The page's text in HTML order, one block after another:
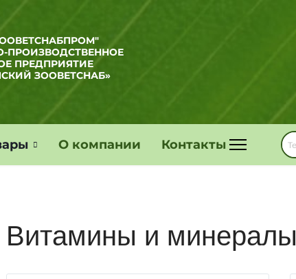
ПРОИЗВОДСТВЕННОЕ
ПРЕДПРИЯТИЕ
ЗООВЕТСНАБ»
О компании Контакты
Витамины и минералы